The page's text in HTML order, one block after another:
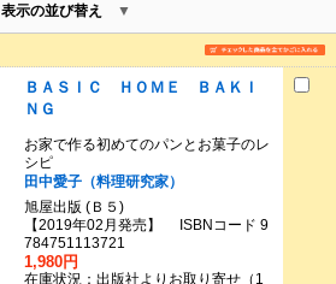
表示の並び替え
ＢＡＳＩＣ ＨＯＭＥ ＢＡＫＩ
ＮＧ
お家で作る初めてのパンとお菓子のレ
シピ
田中愛子（料理研究家）
旭屋出版 (Ｂ５)
【2019年02月発売】 ISBNコード 9
784751113721
1,980円
在庫状況：出版社よりお取り寄せ（1